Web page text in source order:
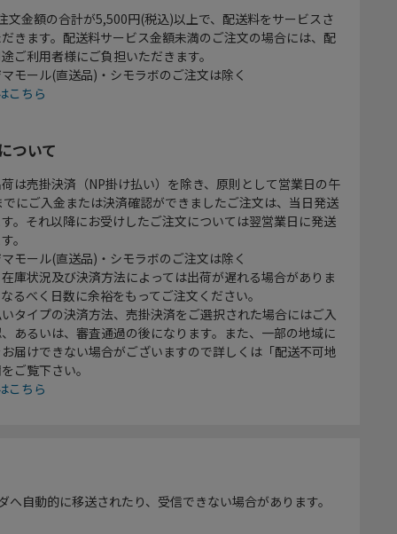
文金額の合計が5,500円(税込)以上で、配送料をサービスさ
きます。配送料サービス金額未満のご注文の場合には、配
ご利用者様にご負担いただきます。
モール(直送品)・シモラボのご注文は除く
こちら
ついて
は売掛決済（NP掛け払い）を除き、原則として営業日の午
にご入金または決済確認ができましたご注文は、当日発送
。それ以降にお受けしたご注文については翌営業日に発送
。
モール(直送品)・シモラボのご注文は除く
庫状況及び決済方法によっては出荷が遅れる場合がありま
るべく日数に余裕をもってご注文ください。
タイプの決済方法、売掛決済をご選択された場合にはご入
あるいは、審査通過の後になります。また、一部の地域に
届けできない場合がございますので詳しくは「配送不可地
ご覧下さい。
こちら
自動的に移送されたり、受信できない場合があります。